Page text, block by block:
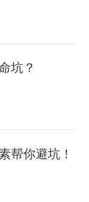
坑？
帮你避坑！